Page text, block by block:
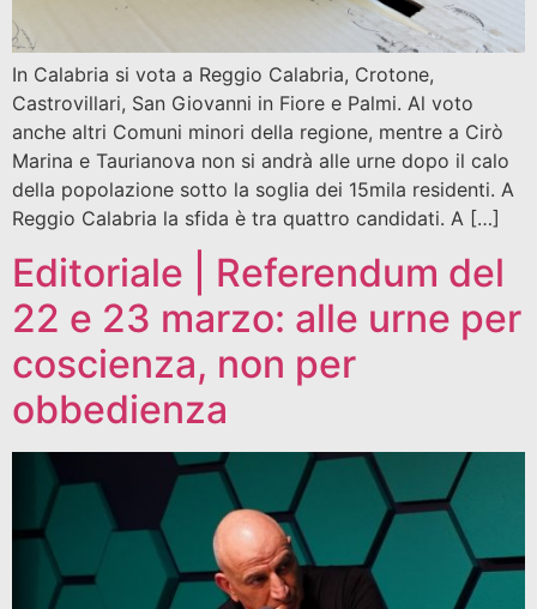
In Calabria si vota a Reggio Calabria, Crotone,
Castrovillari, San Giovanni in Fiore e Palmi. Al voto
anche altri Comuni minori della regione, mentre a Cirò
Marina e Taurianova non si andrà alle urne dopo il calo
della popolazione sotto la soglia dei 15mila residenti. A
Reggio Calabria la sfida è tra quattro candidati. A […]
Editoriale | Referendum del
22 e 23 marzo: alle urne per
coscienza, non per
obbedienza